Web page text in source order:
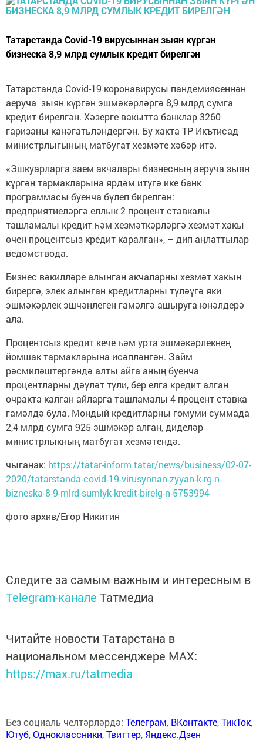
Татарстанда Covid-19 вирусыннан зыян күргән
бизнеска 8,9 млрд сумлык кредит бирелгән
Татарстанда Covid-19 коронавирусы пандемиясеннән
аеруча зыян күргән эшмәкәрләргә 8,9 млрд сумга
кредит бирелгән. Хәзерге вакытта банклар 3260
гаризаны канәгатьләндергән. Бу хакта ТР Икътисад
министрлыгының матбугат хезмәте хәбәр итә.
«Эшкуарларга заем акчалары бизнесның аеруча зыян
күргән тармакларына ярдәм итүгә ике банк
программасы буенча бүлеп бирелгән:
предприятиеләргә еллык 2 процент ставкалы
ташламалы кредит һәм хезмәткәрләргә хезмәт хакы
өчен процентсыз кредит каралган», – дип аңлаттылар
ведомствода.
Бизнес вәкилләре алынган акчаларны хезмәт хакын
бирергә, элек алынган кредитларны түләүгә яки
эшмәкәрлек эшчәнлеген гамәлгә ашыруга юнәлдерә
ала.
Процентсыз кредит кече һәм урта эшмәкәрлекнең
йомшак тармакларына исәпләнгән. Займ
рәсмиләштергәндә алты айга аның буенча
процентларны дәүләт түли, бер елга кредит алган
очракта калган айларга ташламалы 4 процент ставка
гамәлдә була. Мондый кредитларны гомуми суммада
2,4 млрд сумга 925 эшмәкәр алган, диделәр
министрлыкның матбугат хезмәтендә.
чыганак: https://tatar-inform.tatar/news/business/02-07-
2020/tatarstanda-covid-19-virusynnan-zyyan-k-rg-n-
bizneska-8-9-mlrd-sumlyk-kredit-birelg-n-5753994
фото архив/Егор Никитин
Следите за самым важным и интересным в
Telegram-канале Татмедиа
Читайте новости Татарстана в
национальном мессенджере MАХ:
https://max.ru/tatmedia
Без социаль челтәрләрдә: Телеграм, ВКонтакте,ТикТок,
Ютуб,Одноклассники,Твиттер, Яндекс.Дзен